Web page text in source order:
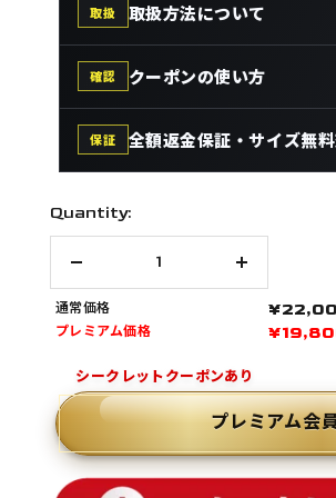
取扱 取扱方法について
確認 クーポンの使い方
保証 全額返金保証・サイズ無
Quantity:
量
を
ら
数
や
す
通常価格 セール
プレミアム価格 セール
無制限10％OFF
プレミアム会